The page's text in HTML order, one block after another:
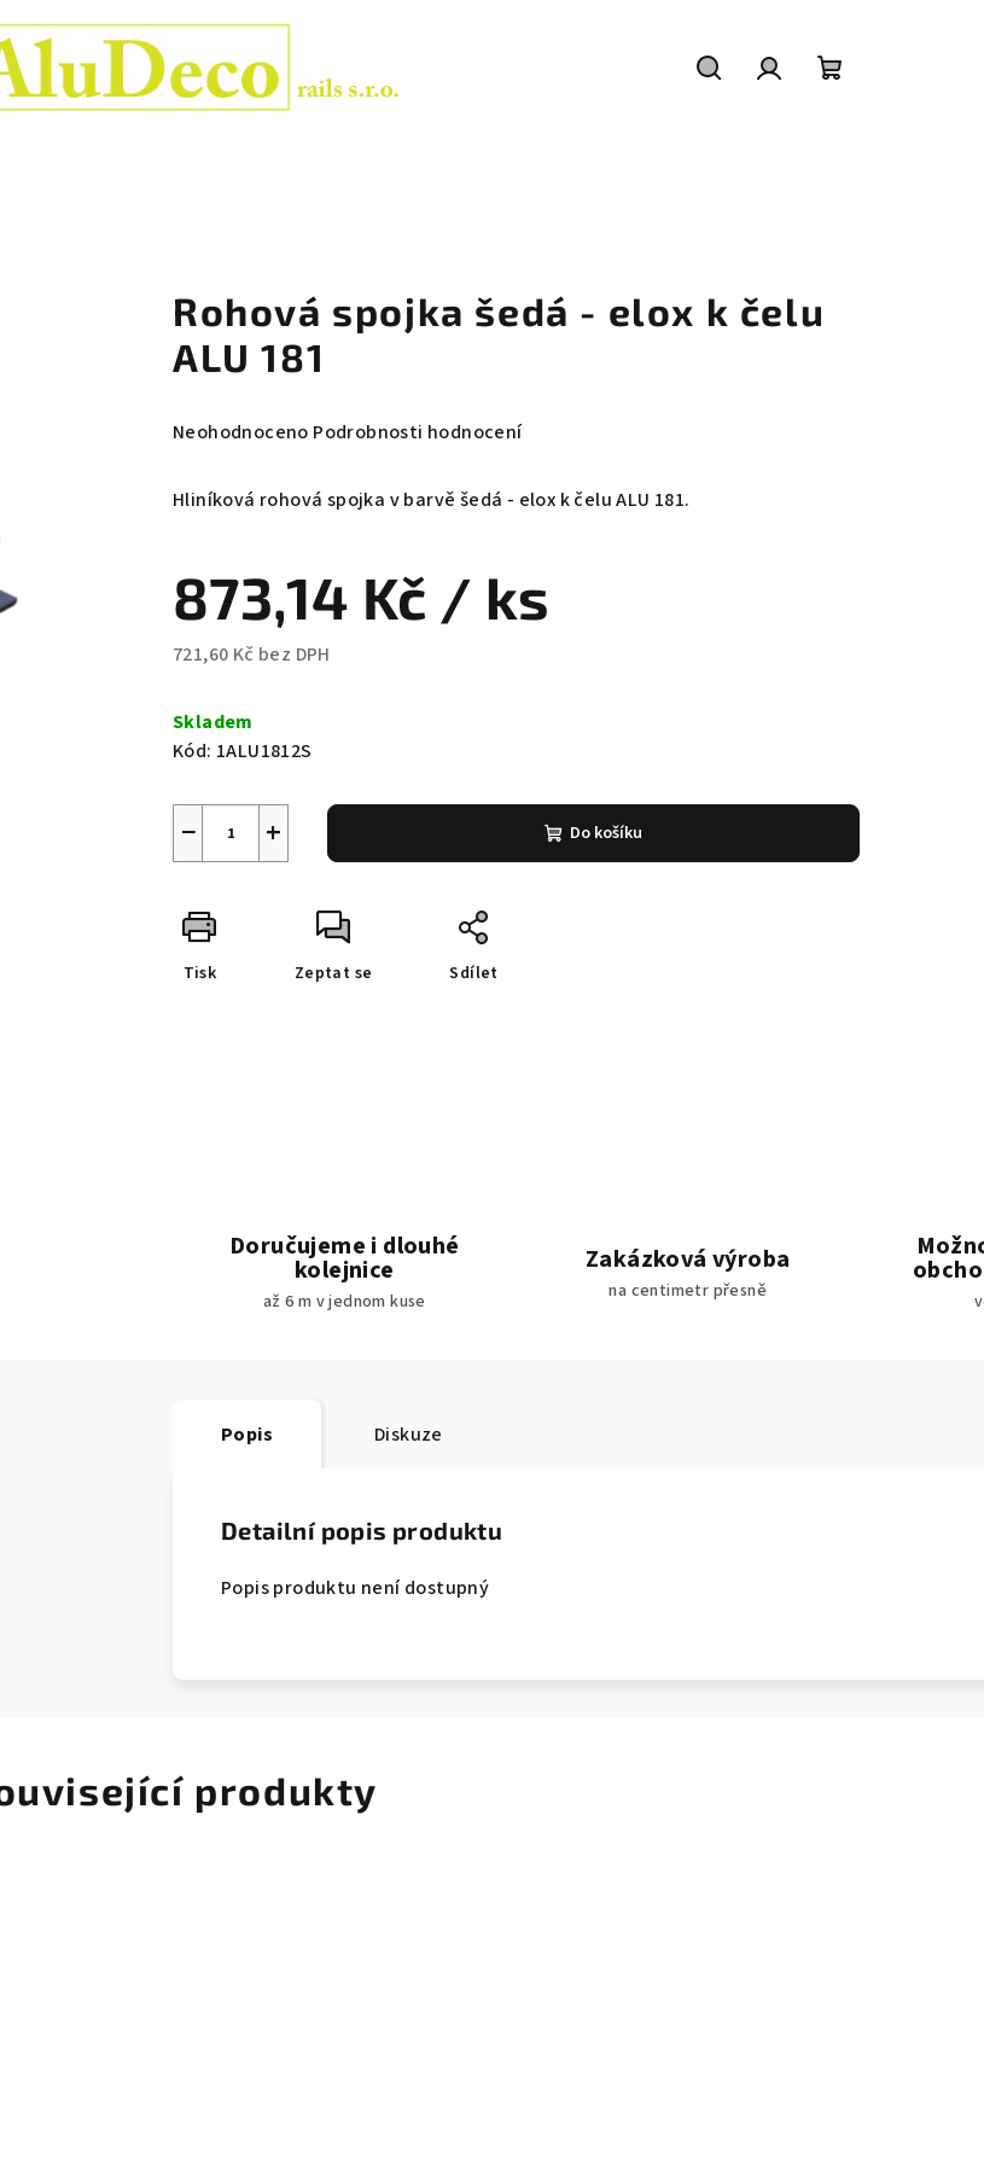
Rohová spojka šedá - elox k čelu
ALU 181
Průměrné
produktu
z
5
Neohodnoceno Podrobnosti hodnocení
Hliníková rohová spojka v barvě šedá - elox k čelu ALU 181.
873,14 Kč / ks
721,60 Kč bez DPH
cena:
Skladem
Kód: 1ALU1812S
+
− Do košíku
Tisk Zeptat se Sdílet
Doručujeme i dlouhé
kolejnice
až 6 m v jednom kuse
Zakázková výroba
na centimetr přesně
Popis Diskuze
Detailní popis produktu
Popis produktu není dostupný
produkty